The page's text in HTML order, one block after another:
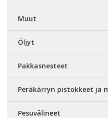
Muut
Öljyt
Pakkasnesteet
Peräkärryn pistokkeet ja
Pesuvälineet